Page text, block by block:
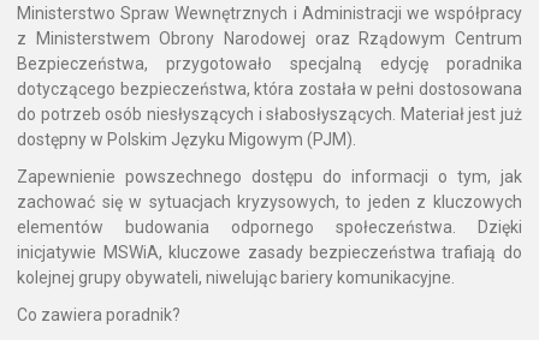
Ministerstwo Spraw Wewnętrznych i Administracji we współpracy
z Ministerstwem Obrony Narodowej oraz Rządowym Centrum
Bezpieczeństwa, przygotowało specjalną edycję poradnika
dotyczącego bezpieczeństwa, która została w pełni dostosowana
do potrzeb osób niesłyszących i słabosłyszących. Materiał jest już
dostępny w Polskim Języku Migowym (PJM).
Zapewnienie powszechnego dostępu do informacji o tym, jak
zachować się w sytuacjach kryzysowych, to jeden z kluczowych
elementów budowania odpornego społeczeństwa. Dzięki
inicjatywie MSWiA, kluczowe zasady bezpieczeństwa trafiają do
kolejnej grupy obywateli, niwelując bariery komunikacyjne.
Co zawiera poradnik?